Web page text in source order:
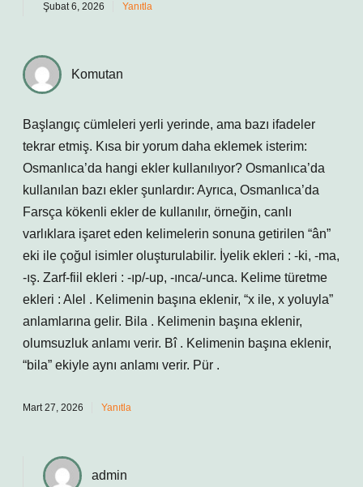
Şubat 6, 2026 Yanıtla
Komutan
Başlangıç cümleleri yerli yerinde, ama bazı ifadeler
tekrar etmiş. Kısa bir yorum daha eklemek isterim:
Osmanlıca’da hangi ekler kullanılıyor? Osmanlıca’da
kullanılan bazı ekler şunlardır: Ayrıca, Osmanlıca’da
Farsça kökenli ekler de kullanılır, örneğin, canlı
varlıklara işaret eden kelimelerin sonuna getirilen “ân”
eki ile çoğul isimler oluşturulabilir. İyelik ekleri : -ki, -ma,
-ış. Zarf-fiil ekleri : -ıp/-up, -ınca/-unca. Kelime türetme
ekleri : Alel . Kelimenin başına eklenir, “x ile, x yoluyla”
anlamlarına gelir. Bila . Kelimenin başına eklenir,
olumsuzluk anlamı verir. Bî . Kelimenin başına eklenir,
“bila” ekiyle aynı anlamı verir. Pür .
Mart 27, 2026 Yanıtla
admin